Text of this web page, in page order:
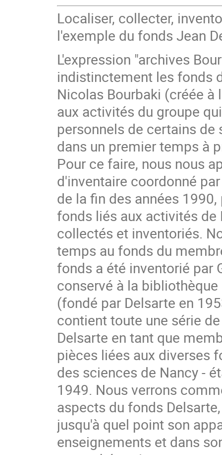
Localiser, collecter,
l'exemple du fonds Jean
L'expression "archives
indistinctement les fonds
Nicolas Bourbaki (créée
aux activités du groupe
personnels de certains
dans un premier temps à
Pour ce faire, nous nous
d'inventaire coordonné
de la fin des années
fonds liés aux activités
collectés et inventoriés.
temps au fonds du
fonds a été inventorié par
conservé à la
(fondé par Delsarte en
contient toute une série
Delsarte en tant que
pièces liées aux diverses
des sciences de Nancy -
1949. Nous verrons
aspects du fonds
jusqu'à quel point son
enseignements et dans